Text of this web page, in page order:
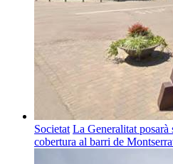
Societat La Generalitat posarà
cobertura al barri de